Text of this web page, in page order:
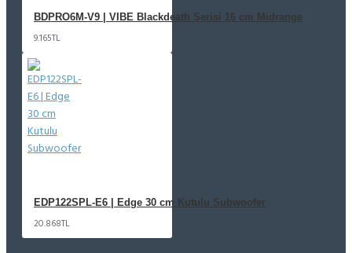
BDPRO6M-V9 | VIBE Blackdeath Serisi 16 cm Midrange
9.165TL
EDP122SPL-E6 | Edge 30 cm Kutulu Subwoofer
20.868TL